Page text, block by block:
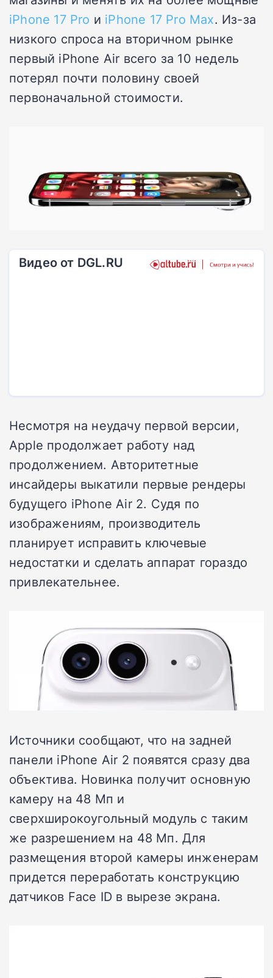
iPhone 17 Pro и iPhone 17 Pro Max. Из-за
низкого спроса на вторичном рынке
первый iPhone Air всего за 10 недель
потерял почти половину своей
первоначальной стоимости.
Видео от DGL.RU
Несмотря на неудачу первой версии,
Apple продолжает работу над
продолжением. Авторитетные
инсайдеры выкатили первые рендеры
будущего iPhone Air 2. Судя по
изображениям, производитель
планирует исправить ключевые
недостатки и сделать аппарат гораздо
привлекательнее.
Источники сообщают, что на задней
панели iPhone Air 2 появятся сразу два
объектива. Новинка получит основную
камеру на 48 Мп и
сверхширокоугольный модуль с таким
же разрешением на 48 Мп. Для
размещения второй камеры инженерам
придется переработать конструкцию
датчиков Face ID в вырезе экрана.